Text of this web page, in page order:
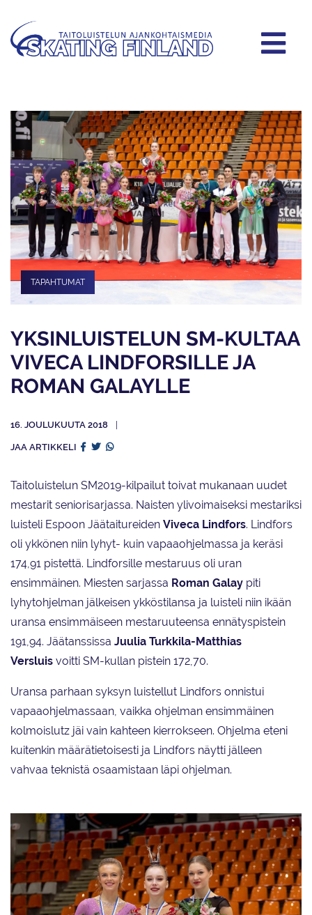
TAPAHTUMAT
YKSINLUISTELUN SM-KULTAA
VIVECA LINDFORSILLE JA
ROMAN GALAYLLE
16. JOULUKUUTA 2018
JAA ARTIKKELI
Taitoluistelun SM2019-kilpailut toivat mukanaan uudet
mestarit seniorisarjassa. Naisten ylivoimaiseksi mestariksi
luisteli Espoon Jäätaitureiden Viveca Lindfors. Lindfors
oli ykkönen niin lyhyt- kuin vapaaohjelmassa ja keräsi
174,91 pistettä. Lindforsille mestaruus oli uran
ensimmäinen. Miesten sarjassa Roman Galay piti
lyhytohjelman jälkeisen ykköstilansa ja luisteli niin ikään
uransa ensimmäiseen mestaruuteensa ennätyspistein
191,94. Jäätanssissa Juulia Turkkila-Matthias
Versluis voitti SM-kullan pistein 172,70.
Uransa parhaan syksyn luistellut Lindfors onnistui
vapaaohjelmassaan, vaikka ohjelman ensimmäinen
kolmoislutz jäi vain kahteen kierrokseen. Ohjelma eteni
kuitenkin määrätietoisesti ja Lindfors näytti jälleen
vahvaa teknistä osaamistaan läpi ohjelman.